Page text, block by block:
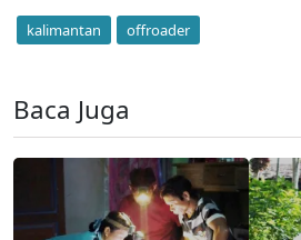
kalimantan offroader
Baca Juga